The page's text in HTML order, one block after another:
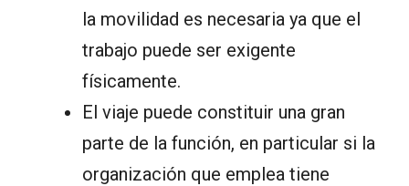
la movilidad es necesaria ya que el
trabajo puede ser exigente
físicamente.
El viaje puede constituir una gran
parte de la función, en particular si la
organización que emplea tiene